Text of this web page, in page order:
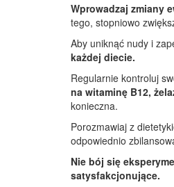
Wprowadzaj zmiany
tego, stopniowo
Aby uniknąć nudy i
każdej diecie.
Regularnie kontroluj
na witaminę B12,
konieczna.
Porozmawiaj z
odpowiednio
Nie bój się
satysfakcjonujące.